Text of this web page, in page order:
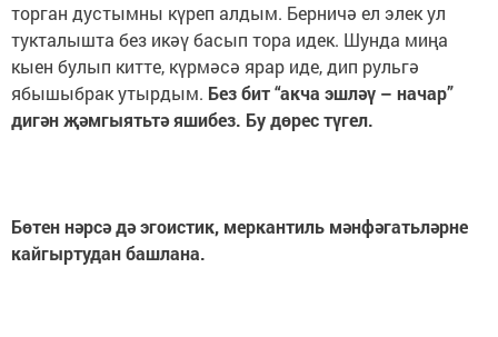
торган дустымны күреп алдым. Берничә ел элек ул
тукталышта без икәү басып тора идек. Шунда миңа
кыен булып китте, күрмәсә ярар иде, дип рульгә
ябышыбрак утырдым. Без бит “акча эшләү – начар”
дигән җәмгыятьтә яшибез. Бу дөрес түгел.
Бөтен нәрсә дә эгоистик, меркантиль мәнфәгатьләрне
кайгыртудан башлана.